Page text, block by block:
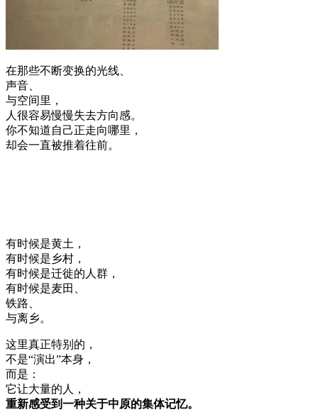
在那些不断变换的光线、
声音、
与空间里，
人很容易慢慢失去方向感。
你不知道自己正走向哪里，
却会一直被推着往前。
有时候是黄土，
有时候是乡村，
有时候是迁徙的人群，
有时候是麦田、
铁路、
与离乡。
这里真正特别的，
不是“演出”本身，
而是：
它让大量的人，
重新感受到一种关于中原的集体记忆。